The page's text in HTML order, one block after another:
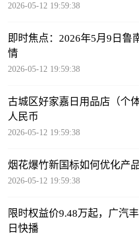
2026-05-12 19:59:38
即时焦点：2026年5月9日鲁
情
2026-05-12 19:59:38
古城区好家嘉日用品店（个
人民币
2026-05-12 19:59:38
烟花爆竹新国标如何优化产
2026-05-12 19:59:38
限时权益价9.48万起，广汽
日快播